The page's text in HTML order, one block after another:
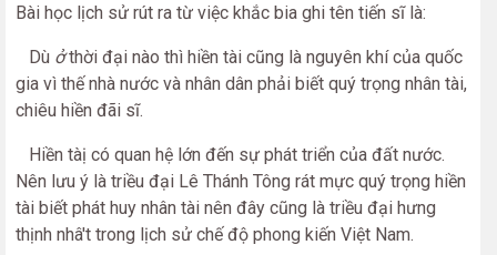
Bài học lịch sử rút ra từ việc khắc bia ghi tên tiến sĩ là:
Dù ởthời đại nào thì hiền tài cũng là nguyên khí của quốc
gia vì thế nhà nước và nhân dân phải biết quý trọng nhân tài,
chiêu hiền đãi sĩ.
Hiền tàị có quan hệ lớn đến sự phát triển của đất nước.
Nên lưu ý là triều đại Lê Thánh Tông rát mực quý trọng hiền
tài biết phát huy nhân tài nên đây cũng là triều đại hưng
thịnh nhâ't trong lịch sử chế độ phong kiến Việt Nam.